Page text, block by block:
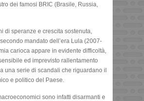
dei famosi BRIC (Brasile, Russia,
di speranze e crescita sostenuta,
mandato dell’era Lula (2007-
carioca appare in evidente difficoltà,
ed imprevisto rallentamento
una serie di scandali che riguardano il
e politico del Paese.
sono infatti disarmanti e